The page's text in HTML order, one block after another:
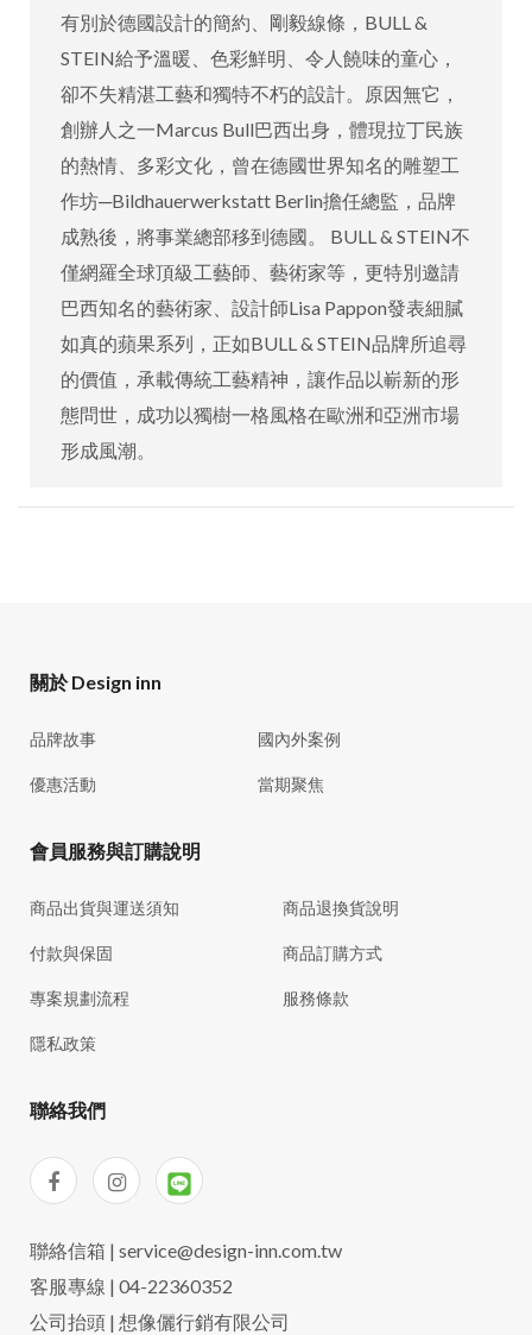
有別於德國設計的簡約、剛毅線條，BULL &
STEIN給予溫暖、色彩鮮明、令人饒味的童心，
卻不失精湛工藝和獨特不朽的設計。原因無它，
創辦人之一Marcus Bull巴西出身，體現拉丁民族
的熱情、多彩文化，曾在德國世界知名的雕塑工
作坊─Bildhauerwerkstatt Berlin擔任總監，品牌
成熟後，將事業總部移到德國。 BULL & STEIN不
僅網羅全球頂級工藝師、藝術家等，更特別邀請
巴西知名的藝術家、設計師Lisa Pappon發表細膩
如真的蘋果系列，正如BULL & STEIN品牌所追尋
的價值，承載傳統工藝精神，讓作品以嶄新的形
態問世，成功以獨樹一格風格在歐洲和亞洲市場
形成風潮。
關於 Design inn
品牌故事 國內外案例
優惠活動 當期聚焦
會員服務與訂購說明
商品出貨與運送須知 商品退換貨說明
付款與保固 商品訂購方式
專案規劃流程 服務條款
隱私政策
聯絡我們
聯絡信箱 | service@design-inn.com.tw
客服專線 | 04-22360352
公司抬頭 | 想像儷行銷有限公司